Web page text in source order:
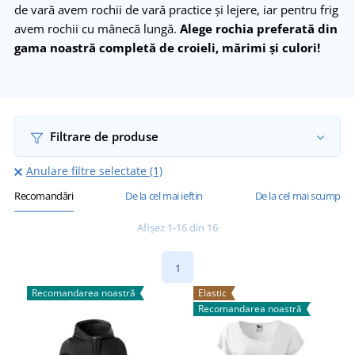
de vară avem rochii de vară practice și lejere, iar pentru frig
avem rochii cu mânecă lungă. Alege rochia preferată din
gama noastră completă de croieli, mărimi și culori!
Filtrare de produse
Anulare filtre selectate (1)
Recomandări De la cel mai ieftin De la cel mai scump
Afișez 1-16 din 16
1
Recomandarea noastră
Elastic
Recomandarea noastră